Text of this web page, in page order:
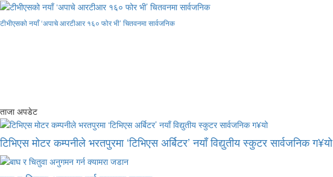
टीभीएसको नयाँ ‘अपाचे आरटीआर १६० फोर भी’ चितवनमा सार्वजनिक
ताजा अपडेट
टिभिएस मोटर कम्पनीले भरतपुरमा ‘टिभिएस अर्बिटर’ नयाँ विद्युतीय स्कुटर सार्वजनिक ग¥यो